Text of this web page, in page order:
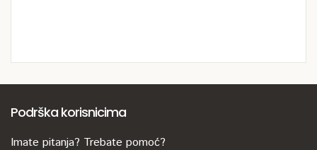
Podrška korisnicima
Imate pitanja? Trebate pomoć?